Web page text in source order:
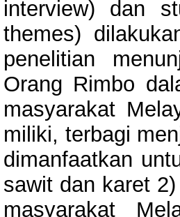
interview) dan
themes)
penelitian
Orang Rimbo
masyarakat
miliki, terbagi
dimanfaatkan
sawit dan karet
masyarakat